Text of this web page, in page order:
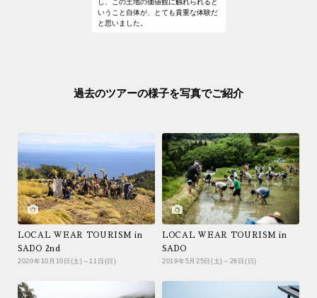
と二人三脚でツアーを作り上げていただ
野原 立
キャンプアイテムレンタル費用
農業体験費用
各出発地から集合場所および解散場所から各出発地までの交通費
しいざき温泉ホテルニュー桂（1日目）入浴費用
ツアー行程に含まれていない飲食費
当イベントを主催する旅行会社へのお申込みにより、参加申込となります
のでご注意ください。
受付窓口へメールにてご連絡くださいますようお願い致します。情報が錯
綜する場合がございますので、店頭でスタッフへの直接の依頼等はご遠慮
し、この土地の価値観に触れられると
いうこと自体が、とても貴重な体験だ
と思いました。
過去のツアーの様子を写真でご紹介
LOCAL WEAR TOURISM in
SADO 2nd
2020年10月10日(土)～11日(日)
LOCAL WEAR TOURISM in
SADO
2019年5月25日(土)～26日(日)